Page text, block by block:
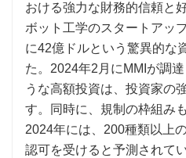
おける強力な財務的信頼と
ボット工学のスタートアッ
に42億ドルという驚異的な
た。2024年2月にMMIが調
うな高額投資は、投資家の
す。同時に、規制の枠組み
2024年には、200種類以上
認可を受けると予測されて